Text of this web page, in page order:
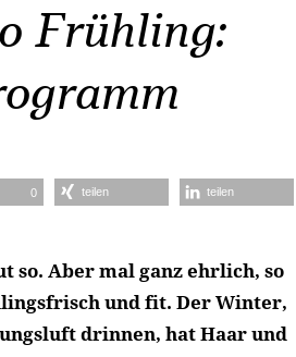
Frühling:
0 teilen teilen
so. Aber mal ganz ehrlich, so
und fit. Der Winter,
drinnen, hat Haar und